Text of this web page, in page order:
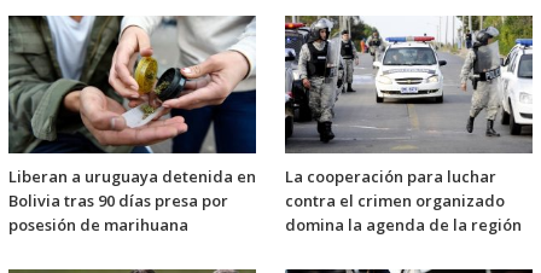
Liberan a uruguaya detenida en
Bolivia tras 90 días presa por
posesión de marihuana
La cooperación para luchar
contra el crimen organizado
domina la agenda de la región